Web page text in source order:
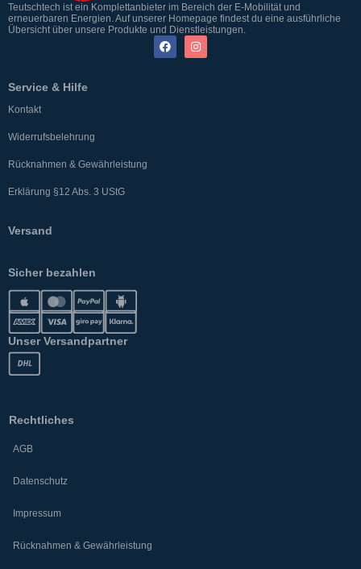
Teutschtech ist ein Komplettanbieter im Bereich der E-Mobilität und
erneuerbaren Energien. Auf unserer Homepage findest du eine ausführliche
Übersicht über unsere Produkte und Dienstleistungen.
Service & Hilfe
Kontakt
Widerrufsbelehrung
Rücknahmen & Gewährleistung
Erklärung §12 Abs. 3 UStG
Versand
Sicher bezahlen
Unser Versandpartner
Rechtliches
AGB
Datenschutz
Impressum
Rücknahmen & Gewährleistung